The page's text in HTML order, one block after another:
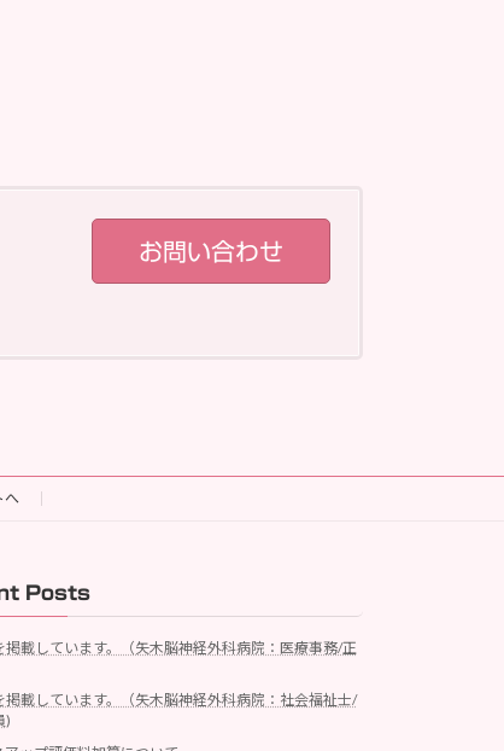
お問い合わせ
へ
Posts
掲載しています。（矢木脳神経外科病院：医療事務/正
掲載しています。（矢木脳神経外科病院：社会福祉士/
)